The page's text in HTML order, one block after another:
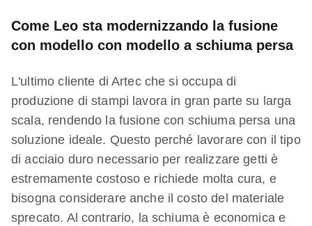
Come Leo sta modernizzando la fusione
con modello con modello a schiuma persa
L'ultimo cliente di Artec che si occupa di
produzione di stampi lavora in gran parte su larga
scala, rendendo la fusione con schiuma persa una
soluzione ideale. Questo perché lavorare con il tipo
di acciaio duro necessario per realizzare getti è
estremamente costoso e richiede molta cura, e
bisogna considerare anche il costo del materiale
sprecato. Al contrario, la schiuma è economica e